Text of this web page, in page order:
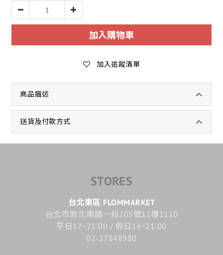
加入購物車
加入追蹤清單
商品描述
送貨及付款方式
STORES
台北東區 FLOMMARKET
台北市敦化南路一段205號11樓1110
平日17~21:00 / 假日14~21:00
02-27848980